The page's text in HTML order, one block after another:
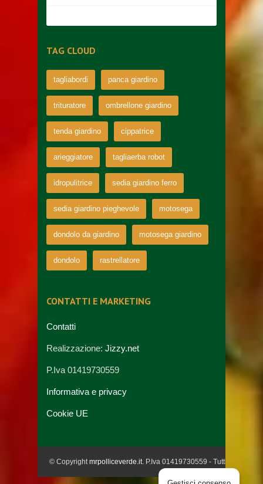
TAG CLOUD
tagliabordi panca giardino
trituratore ombrellone giardino
tenda giardino cippatrice
arieggiatore tagliaerba robot
idropulitrice sedia giardino ferro
sedia giardino pieghevole motosega
dondolo da giardino motosega giardino
dondolo rastrellatore
CONTATTI E MARKETING
Contatti
Realizzazione: Jizzy.net
P.Iva 01419730559
Informativa e privacy
Cookie UE
© Copyrightmrpolliceverde.it. P.Iva 01419730559 - Tutti i diritti